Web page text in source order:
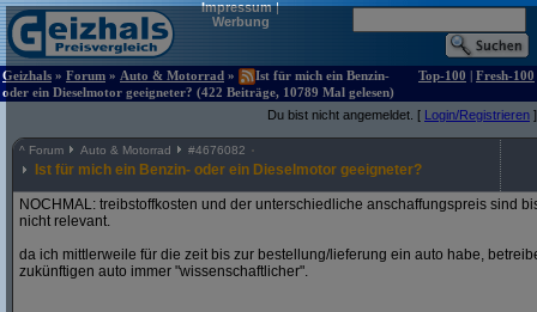
Impressum|
Werbung
Geizhals » Forum » Auto & Motorrad »
Ist für mich ein Benzin-
oder ein Dieselmotor geeigneter? (422 Beiträge, 10789 Mal gelesen)
Top-100 | Fresh-100
Du bist nicht angemeldet. [ Login/Registrieren ]
^ Forum Auto & Motorrad #4676082
Ist für mich ein Benzin- oder ein Dieselmotor geeigneter?
NOCHMAL: treibstoffkosten und der unterschiedliche anschaffungspreis sind
nicht relevant.
da ich mittlerweile für die zeit bis zur bestellung/lieferung ein auto habe,
zukünftigen auto immer "wissenschaftlicher".